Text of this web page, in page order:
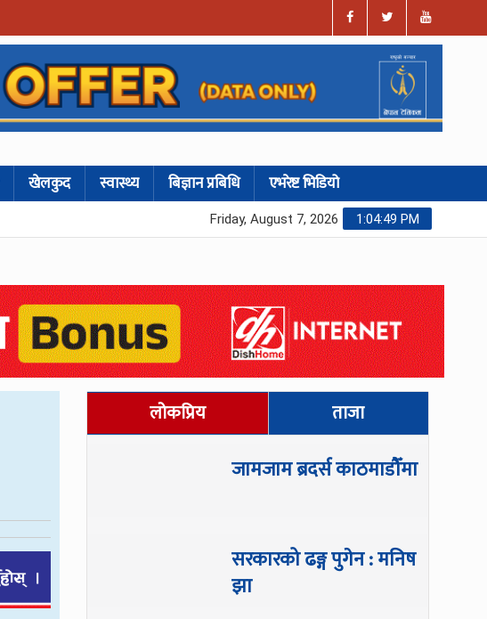
खेलकुद स्वास्थ्य बिज्ञान प्रबिधि एभरेष्ट भिडियो
1:04:50 PM
Friday, August 7, 2026
लोकप्रिय ताजा
जामजाम ब्रदर्स काठमाडौँमा
सरकारको ढङ्ग पुगेन : मनिष
झा